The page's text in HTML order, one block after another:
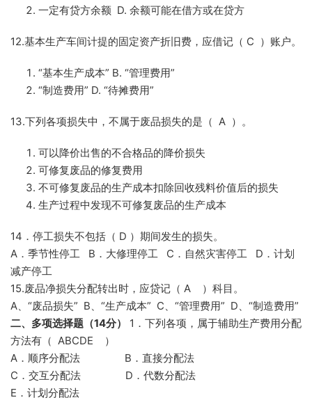
一定有贷方余额 D. 余额可能在借方或在贷方
12.基本生产车间计提的固定资产折旧费，应借记（ C ）账户。
“基本生产成本” B. “管理费用”
“制造费用” D. “待摊费用”
13.下列各项损失中，不属于废品损失的是（ A ）。
可以降价出售的不合格品的降价损失
可修复废品的修复费用
不可修复废品的生产成本扣除回收残料价值后的损失
生产过程中发现不可修复废品的生产成本
14．停工损失不包括（ D ）期间发生的损失。
A．季节性停工 B．大修理停工 C．自然灾害停工 D．计划
减产停工
15.废品净损失分配转出时，应贷记（ A ）科目。
A、“废品损失” B、“生产成本” C、“管理费用” D、“制造费用”
二、多项选择题（14分）
1．下列各项，属于辅助生产费用分配
方法有（ ABCDE ）
A．顺序分配法 B．直接分配法
C．交互分配法 D．代数分配法
E．计划分配法